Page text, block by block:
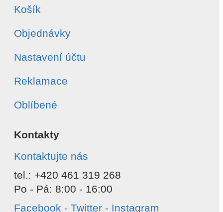
Košík
Objednávky
Nastavení účtu
Reklamace
Oblíbené
Kontakty
Kontaktujte nás
tel.: +420 461 319 268
Po - Pá: 8:00 - 16:00
Facebook - Twitter - Instagram